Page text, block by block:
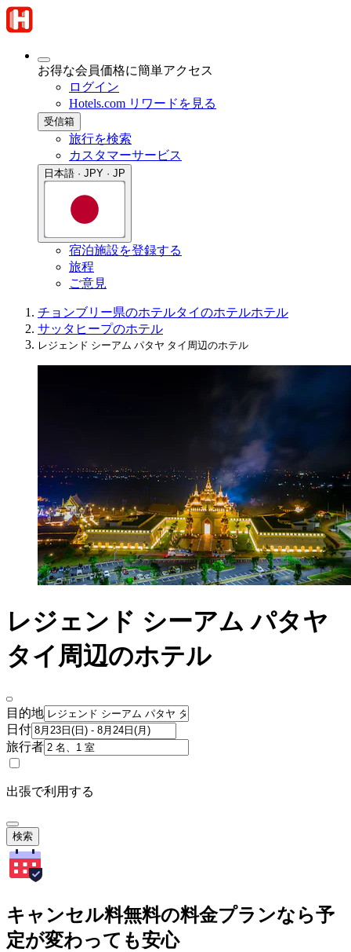
お得な会員価格に簡単アクセス
ログイン
Hotels.com リワードを見る
受信箱
旅行を検索
カスタマーサービス
日本語 · JPY · JP
宿泊施設を登録する
旅程
ご意見
チョンブリー県のホテルタイのホテルホテル
サッタヒープのホテル
レジェンド シーアム パタヤ タイ周辺のホテル
レジェンド シーアム パタヤ
タイ周辺のホテル
目的地
日付
旅行者
出張で利用する
検索
キャンセル料無料の料金プランなら予
定が変わっても安心